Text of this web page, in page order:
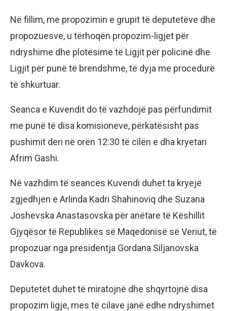
Në fillim, me propozimin e grupit të deputetëve dhe
propozuesve, u tërhoqën propozim-ligjet për
ndryshime dhe plotësime të Ligjit për policinë dhe
Ligjit për punë të brendshme, të dyja me procedurë
të shkurtuar.
Seanca e Kuvendit do të vazhdojë pas përfundimit
me punë të disa komisioneve, përkatësisht pas
pushimit deri në orën 12:30 të cilën e dha kryetari
Afrim Gashi.
Në vazhdim të seancës Kuvendi duhet ta kryejë
zgjedhjen e Arlinda Kadri Shahinoviq dhe Suzana
Joshevska Anastasovska për anëtare të Këshillit
Gjyqësor të Republikës së Maqedonisë së Veriut, të
propozuar nga presidentja Gordana Siljanovska
Davkova.
Deputetët duhet të miratojnë dhe shqyrtojnë disa
propozim ligje, mes të cilave janë edhe ndryshimet